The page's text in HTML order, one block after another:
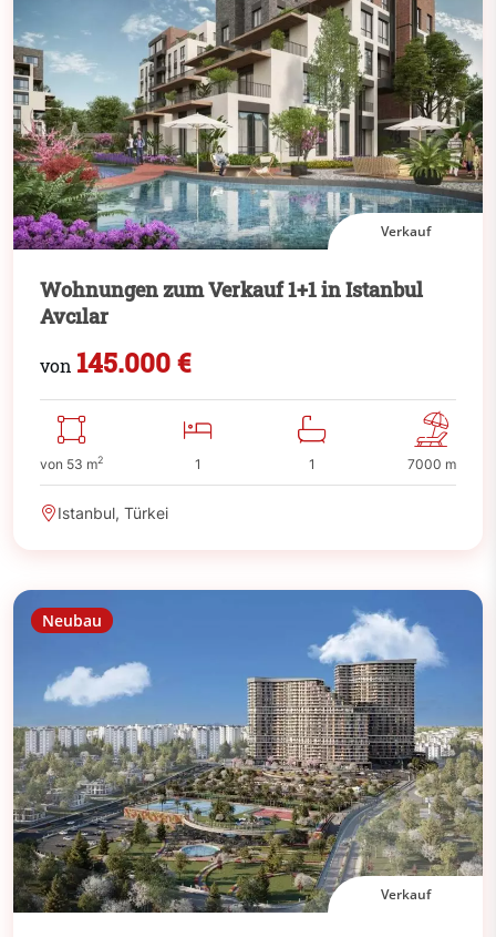
Verkauf
Wohnungen zum Verkauf 1+1 in Istanbul
Avcılar
von 145.000 €
von 53 m2 1 1 7000 m
Istanbul, Türkei
Neubau
Verkauf